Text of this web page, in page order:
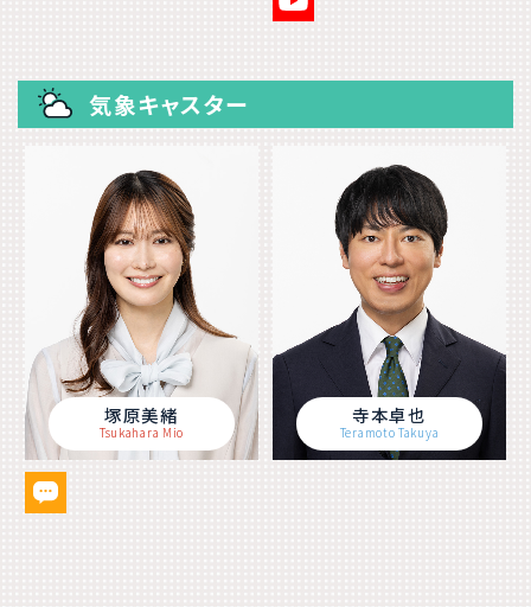
気象キャスター
塚原美緒
Tsukahara Mio
寺本卓也
Teramoto Takuya